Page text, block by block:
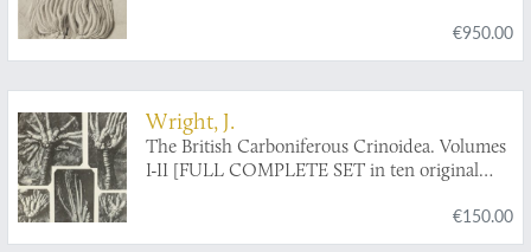
€950.00
Wright, J.
The British Carboniferous Crinoidea. Volumes
I-II [FULL COMPLETE SET in ten original
€150.00